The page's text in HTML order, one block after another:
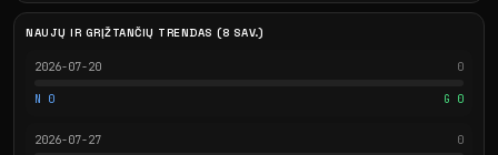
NAUJŲ IR GRĮŽTANČIŲ TRENDAS (8 SAV.)
2026-07-20 0
N 0 G 0
2026-07-27 0